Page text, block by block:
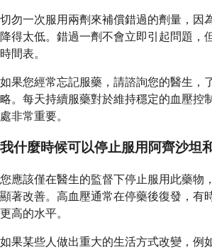
切勿一次服用兩劑來補償錯過的劑量，因
降得太低。錯過一劑不會立即引起問題，
時間表。
如果您經常忘記服藥，請諮詢您的醫生，
略。每天持續服藥對於維持穩定的血壓控
處非常重要。
我什麼時候可以停止服用阿齊沙坦
您應該僅在醫生的監督下停止服用此藥物
顯著改善。高血壓通常在停藥後復發，有
更高的水平。
如果某些人做出重大的生活方式改變，例